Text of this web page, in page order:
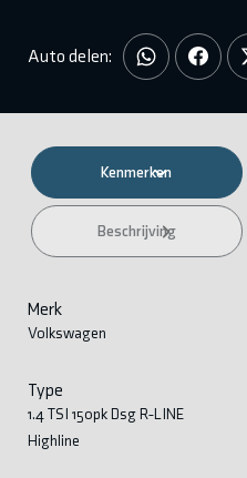
Auto delen:
Kenmerken
Beschrijving
Merk
Volkswagen
Type
1.4 TSI 150pk Dsg R-LINE
Highline